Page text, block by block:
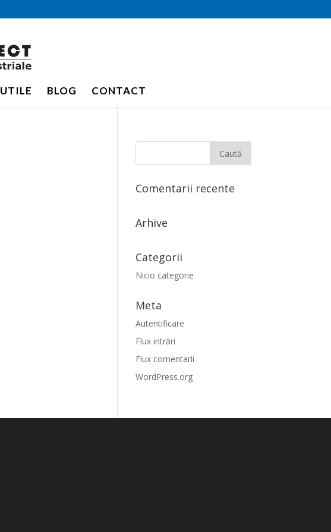
UTILE BLOG CONTACT
Comentarii recente
Arhive
Categorii
Nicio categorie
Meta
Autentificare
Flux intrări
Flux comentarii
WordPress.org